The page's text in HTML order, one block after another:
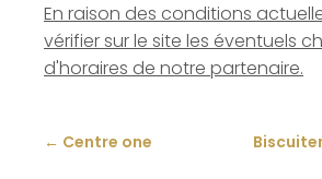
En raison des conditions
vérifier sur le site les éventuels
d'horaires de notre partenaire.
← Centre one